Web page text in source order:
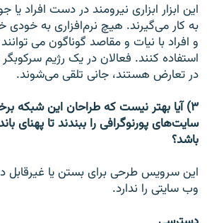
این ابزار ابزاری نیرومند در دست افراد
به کار می‌گیرند. هیچ نرم‌افزاری به
و افراد با نیات و مقاصد گوناگون می
استفاده کنند. فعالان در یک رژیم
در تعارض هستند، جانی تلقی می‌شوند.
۳) آیا بهتر نیست که طراحان این شبکه
سایت‌های پورنوگرافی را ببندند تا پهنای
باشد؟
این سرویس طرحی برای بستن یا
وب سایتی را ندارد.